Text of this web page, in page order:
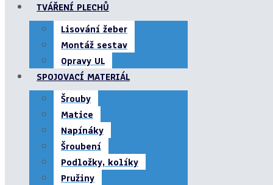
TVÁŘENÍ PLECHŮ
Lisování žeber
Montáž sestav
Opravy UL
SPOJOVACÍ MATERIÁL
Šrouby
Matice
Napínáky
Šroubení
Podložky, kolíky
Pružiny